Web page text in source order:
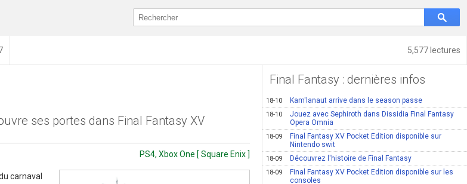
5,577 lectures
ses portes dans Final Fantasy XV
PS4, Xbox One [ Square Enix ]
carnaval
Final Fantasy : dernières infos
18-10 Kam'lanaut arrive dans le season passe
18-10
Jouez avec Sephiroth dans Dissidia Final Fantasy
Opera Omnia
18-09
Final Fantasy XV Pocket Edition disponible sur
Nintendo swit
18-09 Découvrez l'histoire de Final Fantasy
18-09
Final Fantasy XV Pocket Edition disponible sur les
consoles